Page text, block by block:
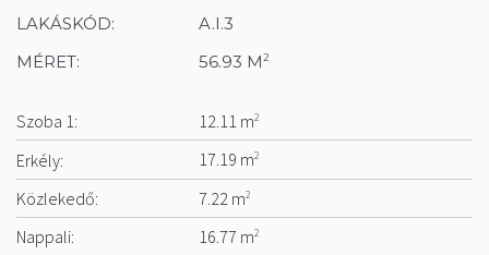
LAKÁSKÓD:
A.I.3
MÉRET:
56.93 M2
Szoba 1: 12.11 m2
Erkély: 17.19 m2
Közlekedő: 7.22 m2
Nappali: 16.77 m2